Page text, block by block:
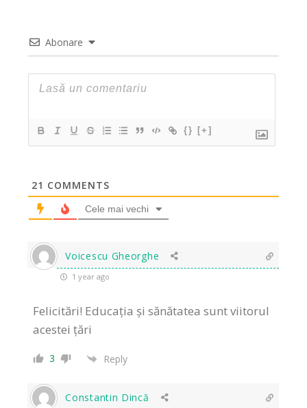
Abonare
{} [+]
21 COMMENTS
Cele mai vechi
Voicescu Gheorghe
1 year ago
Felicitări! Educația și sănătatea sunt viitorul
acestei țări
3 Reply
Constantin Dincă